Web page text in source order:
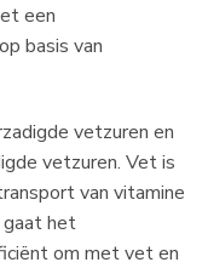
een
basis van
vetzuren en
vetzuren. Vet is
van vitamine
gaat het
om met vet en